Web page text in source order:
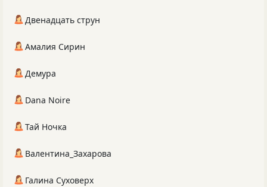
Двенадцать струн
Амалия Сирин
Демура
Dana Noire
Тай Ночка
Валентина_Захарова
Галина Суховерх